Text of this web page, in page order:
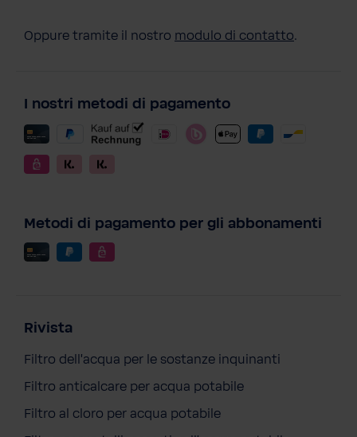
BWT Set analitico
Oppure tramite il nostro modulo di contatto.
I nostri metodi di pagamento
Metodi di pagamento per gli abbonamenti
Rivista
Filtro dell'acqua per le sostanze inquinanti
Filtro anticalcare per acqua potabile
Filtro al cloro per acqua potabile